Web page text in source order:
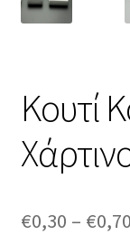
Κουτί
€0,30 – €0,70